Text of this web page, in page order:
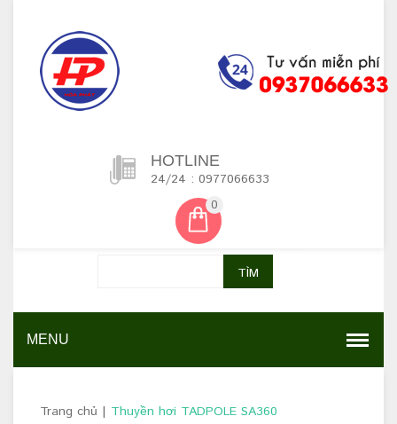
HOTLINE
24/24 : 0977066633
0
TÌM
MENU
Trang chủ | Thuyền hơi TADPOLE SA360